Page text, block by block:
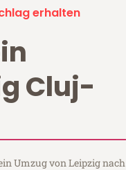
erhalten
Cluj-
Umzug von Leipzig nach